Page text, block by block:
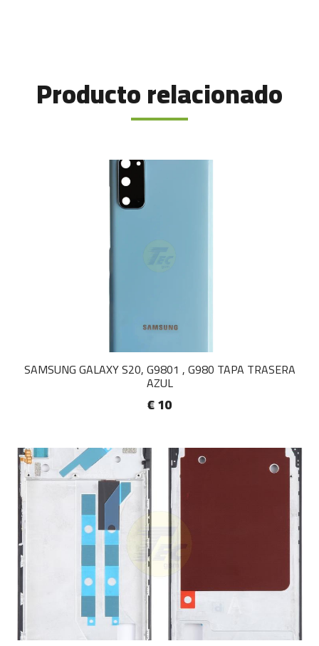
Producto relacionado
SAMSUNG GALAXY S20, G9801 , G980 TAPA TRASERA
AZUL
€ 10